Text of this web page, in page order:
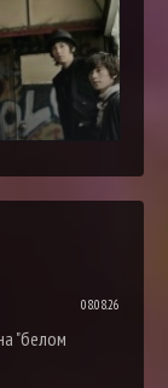
08.08.26
"белом